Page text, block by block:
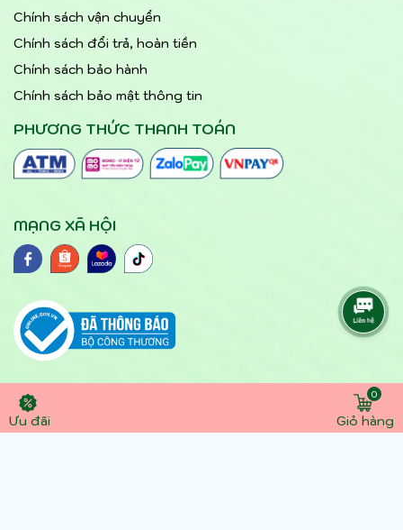
Ưu đãi Giỏ hàng
0
Chính sách vận chuyển
Chính sách đổi trả, hoàn tiền
Chính sách bảo hành
Chính sách bảo mật thông tin
PHƯƠNG THỨC THANH TOÁN
MẠNG XÃ HỘI
© 2024 yteloc.vn. Hộ kinh doanh Bảo hộ lao động
- dụng cụ y tế Lộc số DKKD : 41N8030668G đăng